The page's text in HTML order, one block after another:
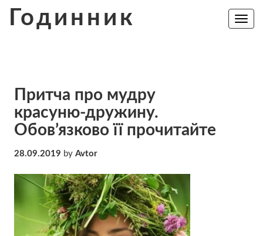
Годинник
Toggle
Притча про мудру
красуню-дружину.
Обов’язково її прочитайте
28.09.2019 by Avtor